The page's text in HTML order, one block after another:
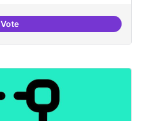
Vote30 projectes residents referents